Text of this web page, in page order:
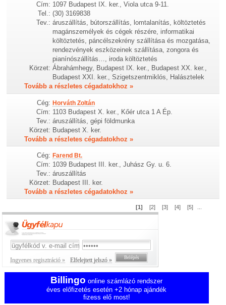
Cím: 1097 Budapest IX. ker., Viola utca 9-11.
Tel.: (30) 3169838
Tev.: áruszállítás, bútorszállítás, lomtalanítás, költöztetés
magánszemélyek és cégek részére, informatikai
költöztetés, páncélszekrény szállítása és mozgatása,
rendezvények eszközeinek szállítása, zongora és
pianínószállítás…, iroda költöztetés
Körzet: Ábrahámhegy, Budapest IX. ker., Budapest XX. ker.,
Budapest XXI. ker., Szigetszentmiklós, Halásztelek
Tovább a részletes cégadatokhoz »
Cég: Horváth Zoltán
Cím: 1103 Budapest X. ker., Kőér utca 1 A Ép.
Tev.: áruszállítás, gépi földmunka
Körzet: Budapest X. ker.
Tovább a részletes cégadatokhoz »
Cég: Farend Bt.
Cím: 1039 Budapest III. ker., Juhász Gy. u. 6.
Tev.: áruszállítás
Körzet: Budapest III. ker.
Tovább a részletes cégadatokhoz »
[1] [2] [3] [4] [5]
Ingyenes regisztráció » Elfelejtett jelszó »
Billingo online számlázó rendszer
éves előfizetés esetén +2 hónap ajándék
fizess elő most!